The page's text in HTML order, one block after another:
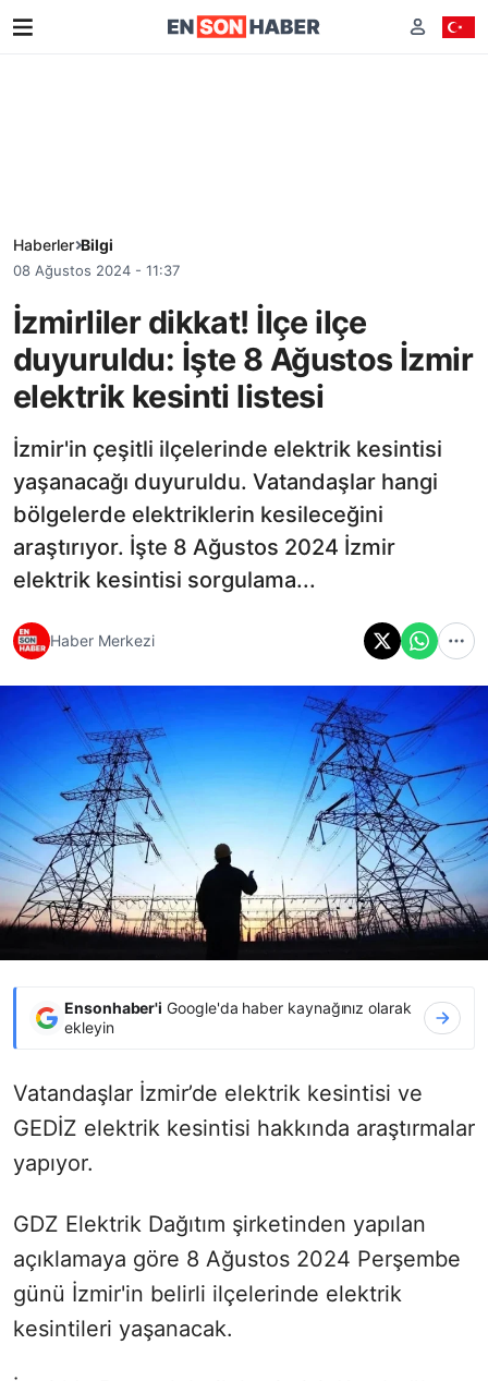
Haberler Bilgi
08 Ağustos 2024 - 11:37
İzmirliler dikkat! İlçe ilçe
duyuruldu: İşte 8 Ağustos İzmir
elektrik kesinti listesi
İzmir'in çeşitli ilçelerinde elektrik kesintisi
yaşanacağı duyuruldu. Vatandaşlar hangi
bölgelerde elektriklerin kesileceğini
araştırıyor. İşte 8 Ağustos 2024 İzmir
elektrik kesintisi sorgulama...
Haber Merkezi
Ensonhaber'i Google'da haber kaynağınız olarak
ekleyin
Vatandaşlar İzmir’de elektrik kesintisi ve
GEDİZ elektrik kesintisi hakkında araştırmalar
yapıyor.
GDZ Elektrik Dağıtım şirketinden yapılan
açıklamaya göre 8 Ağustos 2024 Perşembe
günü İzmir'in belirli ilçelerinde elektrik
kesintileri yaşanacak.